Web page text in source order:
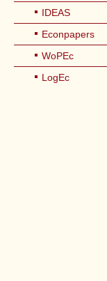
IDEAS
Econpapers
WoPEc
LogEc